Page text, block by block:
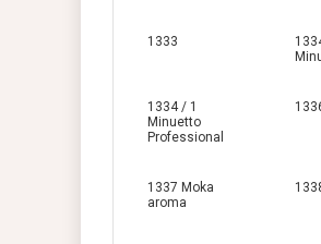
1333
1334 / 1
Minuetto
Professional
1337 Moka
aroma